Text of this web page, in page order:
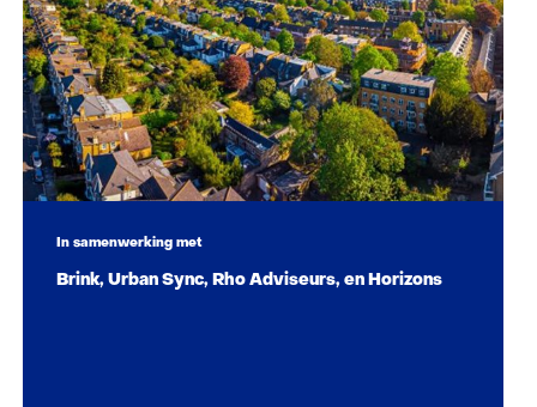
In samenwerking met
Brink, Urban Sync, Rho Adviseurs, en Horizons